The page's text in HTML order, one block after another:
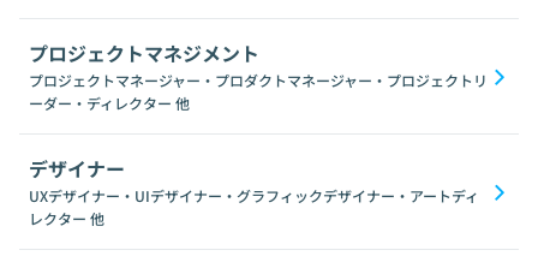
プロジェクトマネジメント
プロジェクトマネージャー・プロダクトマネージャー・プロジェクトリ
ーダー・ディレクター 他
デザイナー
UXデザイナー・UIデザイナー・グラフィックデザイナー・アートディ
レクター 他